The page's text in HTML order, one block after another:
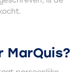
MarQuis?